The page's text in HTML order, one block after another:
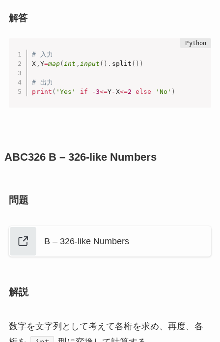
解答
# 入力
X , Y=map( int , input ( ) . split ( ) )
# 出力
print ( 'Yes' if -3<=Y- X<=2 else 'No' )
ABC326 B – 326-like Numbers
問題
B – 326-like Numbers
解説
数字を文字列として考えて各桁を求め、再度、各